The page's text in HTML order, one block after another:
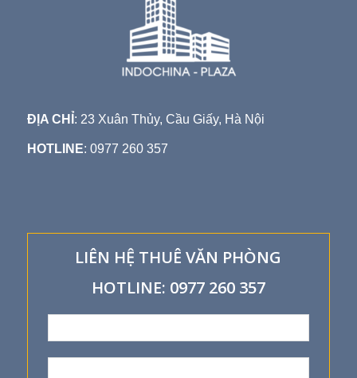
ĐỊA CHỈ : 23 Xuân Thủy, Cầu Giấy, Hà Nội
HOTLINE: 0977 260 357
LIÊN HỆ THUÊ VĂN PHÒNG
HOTLINE: 0977 260 357